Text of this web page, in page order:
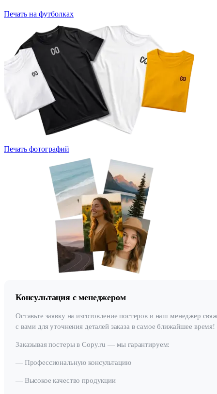
Печать на футболках
Печать фотографий
Консультация с менеджером
Оставьте заявку на изготовление постеров и наш менеджер
с вами для уточнения деталей заказа в самое ближайшее время!
Заказывая постеры в Copy.ru — мы гарантируем:
— Профессиональную консультацию
— Высокое качество продукции